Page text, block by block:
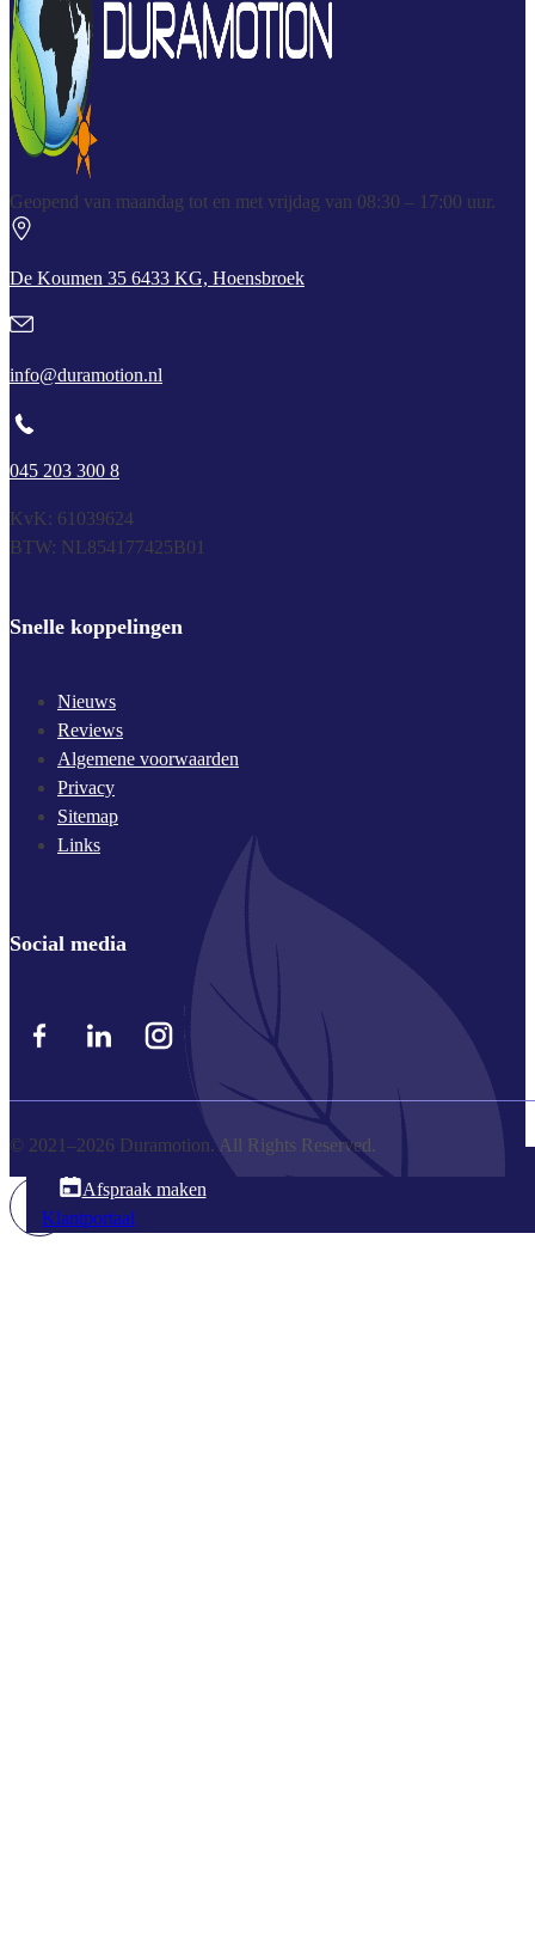
Afspraak maken
Klantportaal
Geopend van maandag tot en met vrijdag van 08:30 – 17:00 uur.
De Koumen 35 6433 KG, Hoensbroek
info@duramotion.nl
045 203 300 8
KvK: 61039624
BTW: NL854177425B01
Snelle koppelingen
Nieuws
Reviews
Algemene voorwaarden
Privacy
Sitemap
Links
Social media
© 2021–2026 Duramotion. All Rights Reserved.